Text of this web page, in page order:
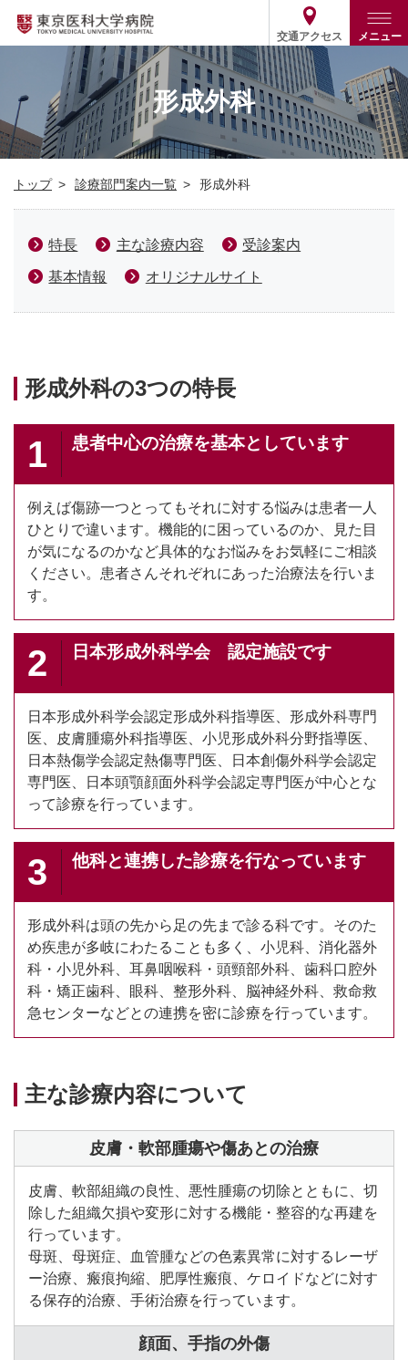
交通アクセス メニュー
トップ
外来・入院案内
外来
入院
患者支援・相談窓口
診療部門案内
診療部門案内一覧
医師・歯科医師等情報検索
病院案内
基本情報
役割・取り組み
外部評価
医療関係の方
採用関連
その他
ENGLISH 简体中文
形成外科
トップ 診療部門案内一覧 形成外科
特長 主な診療内容 受診案内
基本情報 オリジナルサイト
形成外科の3つの特長
1 患者中心の治療を基本としています
例えば傷跡一つとってもそれに対する悩みは患者一人
ひとりで違います。機能的に困っているのか、見た目
が気になるのかなど具体的なお悩みをお気軽にご相談
ください。患者さんそれぞれにあった治療法を行いま
す。
2 日本形成外科学会 認定施設です
日本形成外科学会認定形成外科指導医、形成外科専門
医、皮膚腫瘍外科指導医、小児形成外科分野指導医、
日本熱傷学会認定熱傷専門医、日本創傷外科学会認定
専門医、日本頭顎顔面外科学会認定専門医が中心とな
って診療を行っています。
3 他科と連携した診療を行なっています
形成外科は頭の先から足の先まで診る科です。そのた
め疾患が多岐にわたることも多く、小児科、消化器外
科・小児外科、耳鼻咽喉科・頭頸部外科、歯科口腔外
科・矯正歯科、眼科、整形外科、脳神経外科、救命救
急センターなどとの連携を密に診療を行っています。
主な診療内容について
皮膚・軟部腫瘍や傷あとの治療
皮膚、軟部組織の良性、悪性腫瘍の切除とともに、切
除した組織欠損や変形に対する機能・整容的な再建を
行っています。
母斑、母斑症、血管腫などの色素異常に対するレーザ
ー治療、瘢痕拘縮、肥厚性瘢痕、ケロイドなどに対す
る保存的治療、手術治療を行っています。
顔面、手指の外傷